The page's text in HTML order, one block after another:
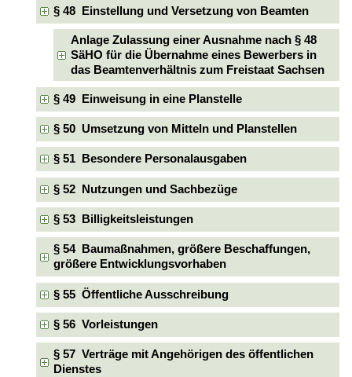
§ 48 Einstellung und Versetzung von Beamten
Anlage Zulassung einer Ausnahme nach § 48
SäHO für die Übernahme eines Bewerbers in
das Beamtenverhältnis zum Freistaat Sachsen
§ 49 Einweisung in eine Planstelle
§ 50 Umsetzung von Mitteln und Planstellen
§ 51 Besondere Personalausgaben
§ 52 Nutzungen und Sachbezüge
§ 53 Billigkeitsleistungen
§ 54 Baumaßnahmen, größere Beschaffungen,
größere Entwicklungsvorhaben
§ 55 Öffentliche Ausschreibung
§ 56 Vorleistungen
§ 57 Verträge mit Angehörigen des öffentlichen
Dienstes